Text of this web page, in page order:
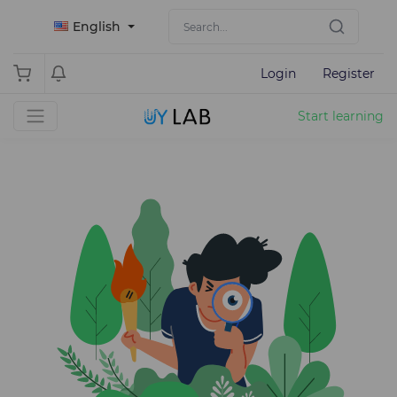
English
Login Register
Start learning